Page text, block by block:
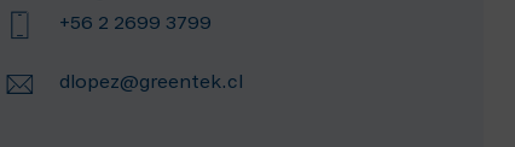
+56 2 2699 3799
dlopez@greentek.cl